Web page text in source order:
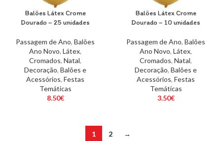
Balões Látex Crome
Dourado – 25 unidades
Passagem de Ano, Balões
Ano Novo, Látex,
Cromados, Natal,
Decoração, Balões e
Acessórios, Festas
Temáticas
8.50€
Balões Látex Crome
Dourado – 10 unidades
Passagem de Ano, Balões
Ano Novo, Látex,
Cromados, Natal,
Decoração, Balões e
Acessórios, Festas
Temáticas
3.50€
1 2 →